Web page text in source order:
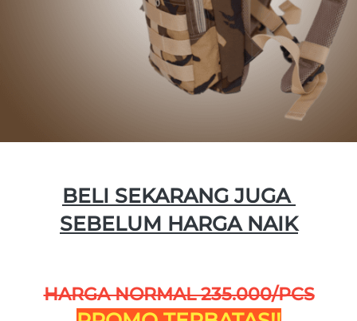
BELI SEKARANG JUGA
SEBELUM HARGA NAIK
HARGA NORMAL 235.000/PCS